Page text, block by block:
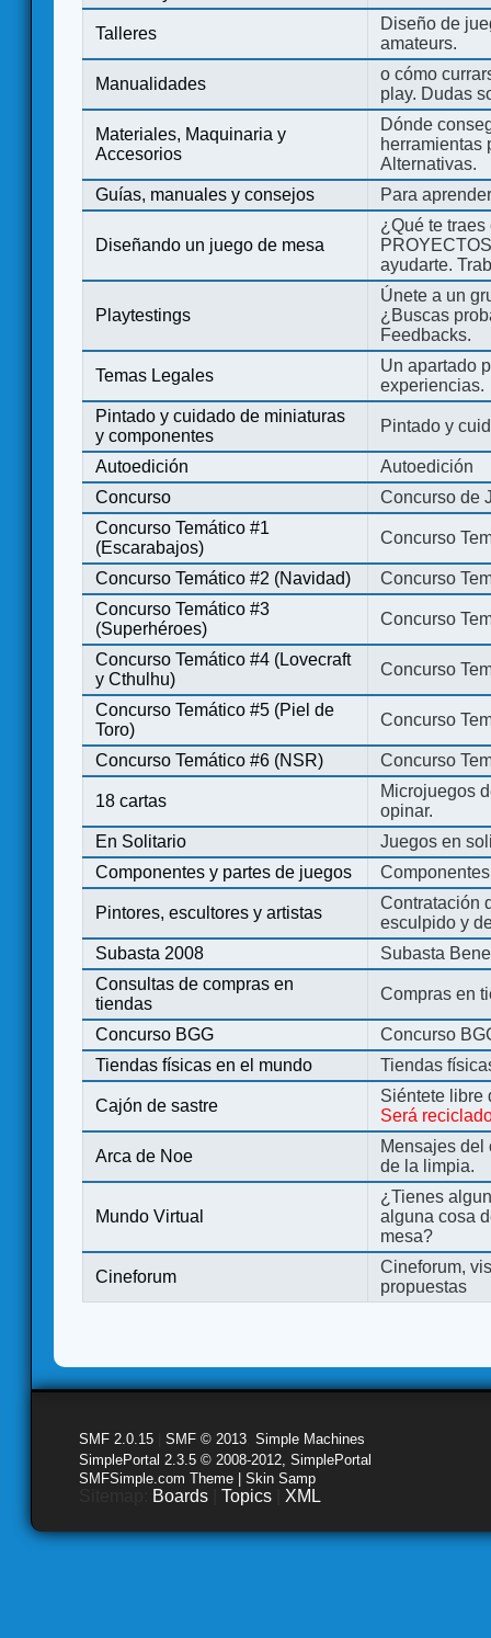
Talleres
Diseño de
amateurs.
Manualidades
o cómo
play. Dudas
Materiales, Maquinaria y
Accesorios
Dónde
herramientas
Alternativas.
Guías, manuales y consejos
Para
Diseñando un juego de mesa
¿Qué te
ayudarte.
Playtestings
Únete a un
¿Buscas
Feedbacks.
Temas Legales
Un apartado
experiencias.
Pintado y cuidado de miniaturas
y componentes
Pintado y
Autoedición
Autoedición
Concurso
Concurso de
Concurso Temático #1
(Escarabajos)
Concurso
Concurso Temático #2 (Navidad)
Concurso
Concurso Temático #3
(Superhéroes)
Concurso
Concurso Temático #4 (Lovecraft
y Cthulhu)
Concurso
Concurso Temático #5 (Piel de
Toro)
Concurso
Concurso Temático #6 (NSR) Concurso
18 cartas
Microjuegos
opinar.
En Solitario
Juegos en
Componentes y partes de juegos
Pintores, escultores y artistas
Contratación
esculpido y
Subasta 2008
Subasta
Consultas de compras en
tiendas
Compras en
Concurso BGG
Concurso
Tiendas físicas en el mundo
Tiendas
Cajón de sastre
Siéntete libre
Será
Arca de Noe
Mensajes del
de la limpia.
Mundo Virtual
¿Tienes
alguna cosa
mesa?
Cineforum
Cineforum,
propuestas
SMF 2.0.15 SMF © 2013 Simple Machines
SimplePortal 2.3.5 © 2008-2012, SimplePortal
SMFSimple.com Theme | Skin Samp
Boards Topics XML